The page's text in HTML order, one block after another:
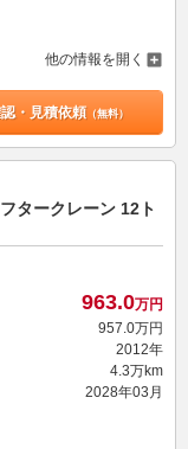
他の情報を開く
・見積依頼（無料）
タークレーン 12ト
963.0万円
957. 0万円
2012年
4.3万km
2028年03月